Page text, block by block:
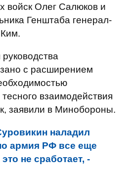
войск Олег Салюков и
Генштаба генерал-
с расширением
взаимодействия
заявили в Минобороны.
наладил
армия РФ все еще
не сработает, -